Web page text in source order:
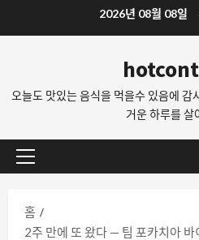
텐
가
2026년 08월 08일
오늘도 맛있는 음식을 먹을수 있음에 감
거운 하루를 살
기
메
뉴
홈
2주 만에 또 왔다 — 팀 포카치아